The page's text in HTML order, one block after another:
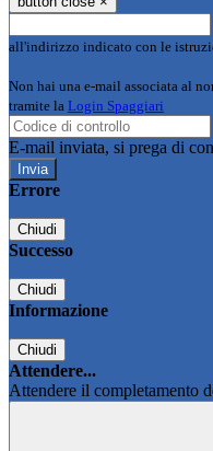
all'indirizzo indicato con le
Non hai una e-mail associata al
tramite la Login Spaggiari
E-mail inviata, si prega di
Errore
Chiudi
Successo
Chiudi
Informazione
Chiudi
Attendere...
Attendere il completamento